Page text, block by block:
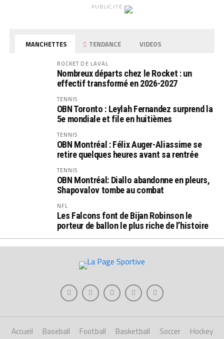
PUBLICITÉ
MANCHETTES TENDANCE VIDEOS
ROCKET DE LAVAL
Nombreux départs chez le Rocket : un
effectif transformé en 2026-2027
TENNIS
OBN Toronto : Leylah Fernandez surprend la
5e mondiale et file en huitièmes
TENNIS
OBN Montréal : Félix Auger-Aliassime se
retire quelques heures avant sa rentrée
TENNIS
OBN Montréal: Diallo abandonne en pleurs,
Shapovalov tombe au combat
NFL
Les Falcons font de Bijan Robinson le
porteur de ballon le plus riche de l’histoire
Accueil Baseball Football Basketball Soccer
Hockey